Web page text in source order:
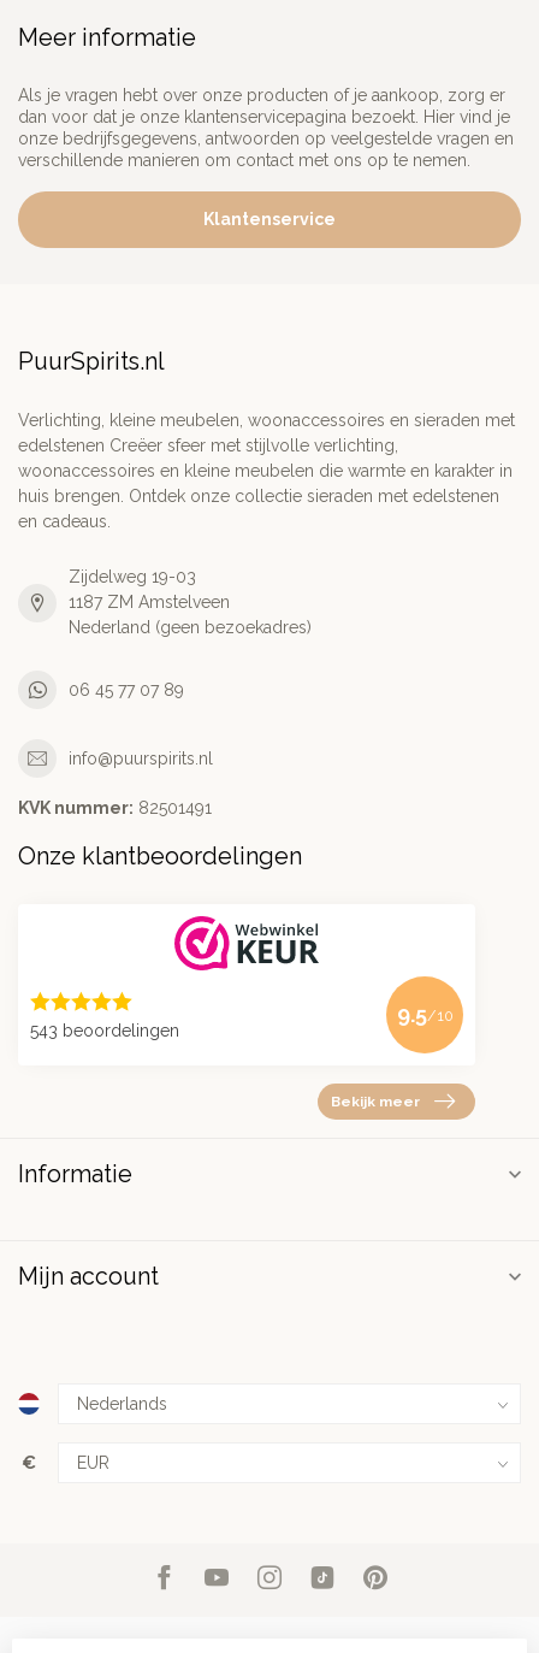
Meer informatie
Als je vragen hebt over onze producten of je aankoop, zorg er
dan voor dat je onze klantenservicepagina bezoekt. Hier vind je
onze bedrijfsgegevens, antwoorden op veelgestelde vragen en
verschillende manieren om contact met ons op te nemen.
Klantenservice
PuurSpirits.nl
Verlichting, kleine meubelen, woonaccessoires en sieraden met
edelstenen Creëer sfeer met stijlvolle verlichting,
woonaccessoires en kleine meubelen die warmte en karakter in
huis brengen. Ontdek onze collectie sieraden met edelstenen
en cadeaus.
Zijdelweg 19-03
1187 ZM Amstelveen
Nederland (geen bezoekadres)
06 45 77 07 89
info@puurspirits.nl
KVK nummer: 82501491
Onze klantbeoordelingen
543 beoordelingen
9.5/10
Bekijk meer
Informatie
Mijn account
€